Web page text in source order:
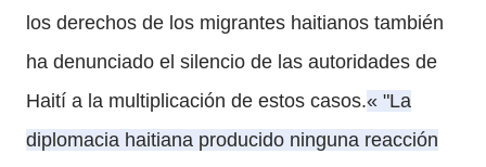
los derechos de los migrantes haitianos también
ha denunciado el silencio de las autoridades de
Haití a la multiplicación de estos casos.« "La
diplomacia haitiana producido ninguna reacción